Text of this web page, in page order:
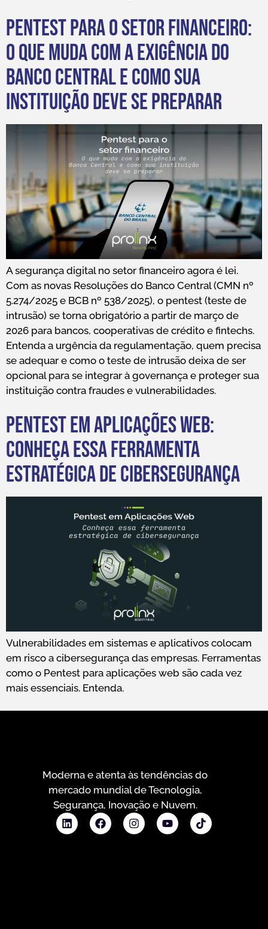
Pentest para o setor financeiro:
o que muda com a exigência do
Banco Central e como sua
instituição deve se preparar
A segurança digital no setor financeiro agora é lei.
Com as novas Resoluções do Banco Central (CMN nº
5.274/2025 e BCB nº 538/2025), o pentest (teste de
intrusão) se torna obrigatório a partir de março de
2026 para bancos, cooperativas de crédito e fintechs.
Entenda a urgência da regulamentação, quem precisa
se adequar e como o teste de intrusão deixa de ser
opcional para se integrar à governança e proteger sua
instituição contra fraudes e vulnerabilidades.
Pentest em Aplicações Web:
conheça essa ferramenta
estratégica de cibersegurança
Vulnerabilidades em sistemas e aplicativos colocam
em risco a cibersegurança das empresas. Ferramentas
como o Pentest para aplicações web são cada vez
mais essenciais. Entenda.
Moderna e atenta às tendências do
mercado mundial de Tecnologia,
Segurança, Inovação e Nuvem.